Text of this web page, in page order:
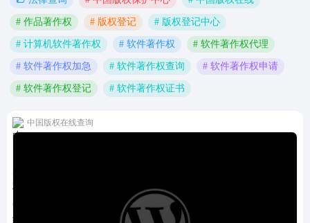
# 作品著作权 # 版权登记 # 版权登记中心
# 计算机软件著作权 # 软件著作权 # 软件著作权代理
# 软件著作权加急 # 软件著作权查询 # 软件著作权申请
# 软件著作权登记 # 软件著作权证书
中国版权在线查询